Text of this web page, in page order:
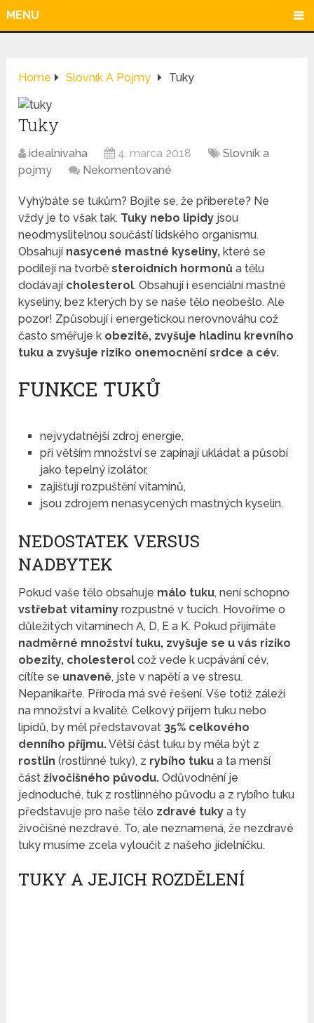
MENU
Home Slovník A Pojmy Tuky
Tuky
idealnivaha 4. marca 2018
Slovník a
pojmy
Nekomentované
Vyhýbáte se tukům? Bojíte se, že přiberete? Ne
vždy je to však tak. Tuky nebo lipidy jsou
neodmyslitelnou součástí lidského organismu.
Obsahují nasycené mastné kyseliny, které se
podílejí na tvorběsteroidních hormonů a tělu
dodávají cholesterol. Obsahují i ​​esenciální mastné
kyseliny, bez kterých by se naše tělo neobešlo. Ale
pozor! Způsobují i ​​energetickou nerovnováhu což
často směřuje k obezitě, zvyšuje hladinu krevního
tuku a zvyšuje riziko onemocnění srdce a cév.
FUNKCE TUKŮ
nejvydatnější zdroj energie,
při větším množství se zapínají ukládat a působí
jako tepelný izolátor,
zajišťují rozpuštění vitaminů,
jsou zdrojem nenasycených mastných kyselin.
NEDOSTATEK VERSUS
NADBYTEK
Pokud vaše tělo obsahuje málo tuku, není schopno
vstřebat vitaminy rozpustné v tucích. Hovoříme o
důležitých vitamínech A, D, E a K. Pokud přijímáte
nadměrné množství tuku, zvyšuje se u vás riziko
obezity, cholesterol což vede k ucpávání cév,
cítíte se unaveně, jste v napětí a ve stresu.
Nepanikařte. Příroda má své řešení. Vše totiž záleží
na množství a kvalitě. Celkový příjem tuku nebo
lipidů, by měl představovat 35% celkového
denního příjmu.Větší část tuku by měla být z
rostlin (rostlinné tuky), z rybího tuku a ta menší
částživočišného původu. Odůvodnění je
jednoduché, tuk z rostlinného původu a z rybího tuku
představuje pro naše tělo zdravé tuky a ty
živočišné nezdravé. To, ale neznamená, že nezdravé
tuky musíme zcela vyloučit z našeho jídelníčku.
TUKY A JEJICH ROZDĚLENÍ